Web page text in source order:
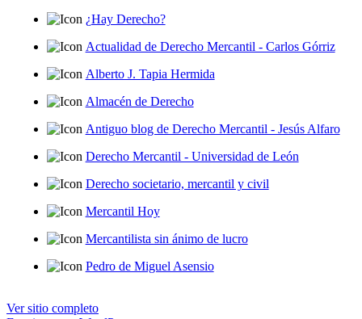
¿Hay Derecho?
Actualidad de Derecho Mercantil - Carlos Górriz
Alberto J. Tapia Hermida
Almacén de Derecho
Antiguo blog de Derecho Mercantil - Jesús Alfaro
Derecho Mercantil - Universidad de León
Derecho societario, mercantil y civil
Mercantil Hoy
Mercantilista sin ánimo de lucro
Pedro de Miguel Asensio
Ver sitio completo